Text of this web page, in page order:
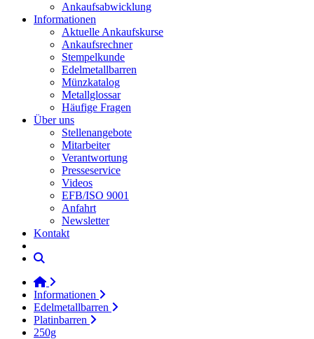
Ankaufsabwicklung
Informationen
Aktuelle Ankaufskurse
Ankaufsrechner
Stempelkunde
Edelmetallbarren
Münzkatalog
Metallglossar
Häufige Fragen
Über uns
Stellenangebote
Mitarbeiter
Verantwortung
Presseservice
Videos
EFB/ISO 9001
Anfahrt
Newsletter
Kontakt
Informationen
Edelmetallbarren
Platinbarren
250g